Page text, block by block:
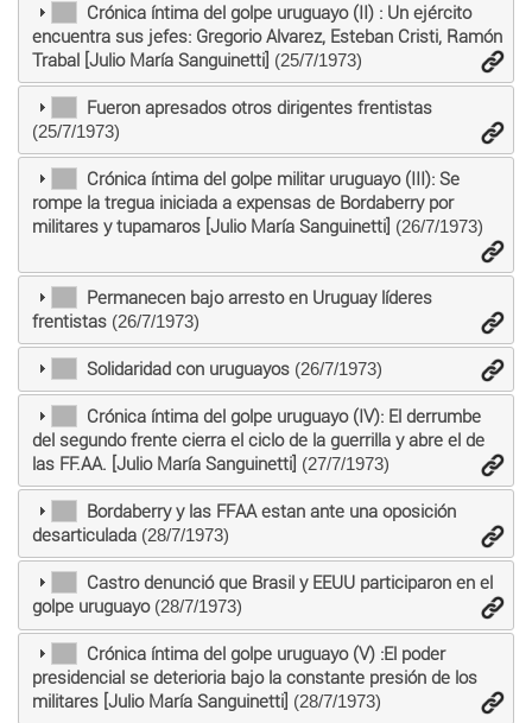
Crónica íntima del golpe uruguayo (II) : Un ejército
encuentra sus jefes: Gregorio Alvarez, Esteban Cristi, Ramón
Trabal [Julio María Sanguinetti] (25/7/1973)
Fueron apresados otros dirigentes frentistas
(25/7/1973)
Crónica íntima del golpe militar uruguayo (III): Se
rompe la tregua iniciada a expensas de Bordaberry por
militares y tupamaros [Julio María Sanguinetti] (26/7/1973)
Permanecen bajo arresto en Uruguay líderes
frentistas(26/7/1973)
Solidaridad con uruguayos(26/7/1973)
Crónica íntima del golpe uruguayo (IV): El derrumbe
del segundo frente cierra el ciclo de la guerrilla y abre el de
las FF.AA. [Julio María Sanguinetti] (27/7/1973)
Bordaberry y las FFAA estan ante una oposición
desarticulada(28/7/1973)
Castro denunció que Brasil y EEUU participaron en el
golpe uruguayo(28/7/1973)
Crónica íntima del golpe uruguayo (V) :El poder
presidencial se deterioria bajo la constante presión de los
militares [Julio María Sanguinetti] (28/7/1973)